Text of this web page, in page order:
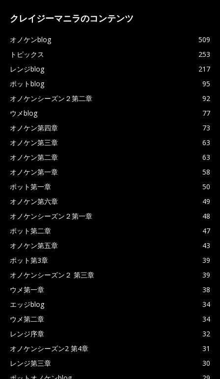
クレイジーマニラのコンテンツ
オノケンblog
509
トピックス
253
レンジblog
217
ポットblog
95
オノケンシーズン２第二章
92
ウメblog
77
オノケン第四章
73
オノケン第三章
63
オノケン第二章
63
オノケン第一章
58
ポット第一章
50
オノケン第六章
49
オノケンシーズン２第一章
48
ポット第二章
47
オノケン第五章
43
ポット第3章
39
オノケンシーズン２ 第三章
39
ウメ第一章
38
エッジblog
34
ウメ第二章
34
レンジ序章
32
オノケンシーズン2 第4章
31
レンジ第三章
30